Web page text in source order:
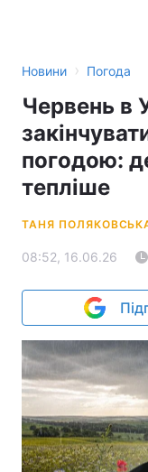
Новини › Погода
Червень в
погодою:
тепліше
ТАНЯ
08:52, 16.06.26